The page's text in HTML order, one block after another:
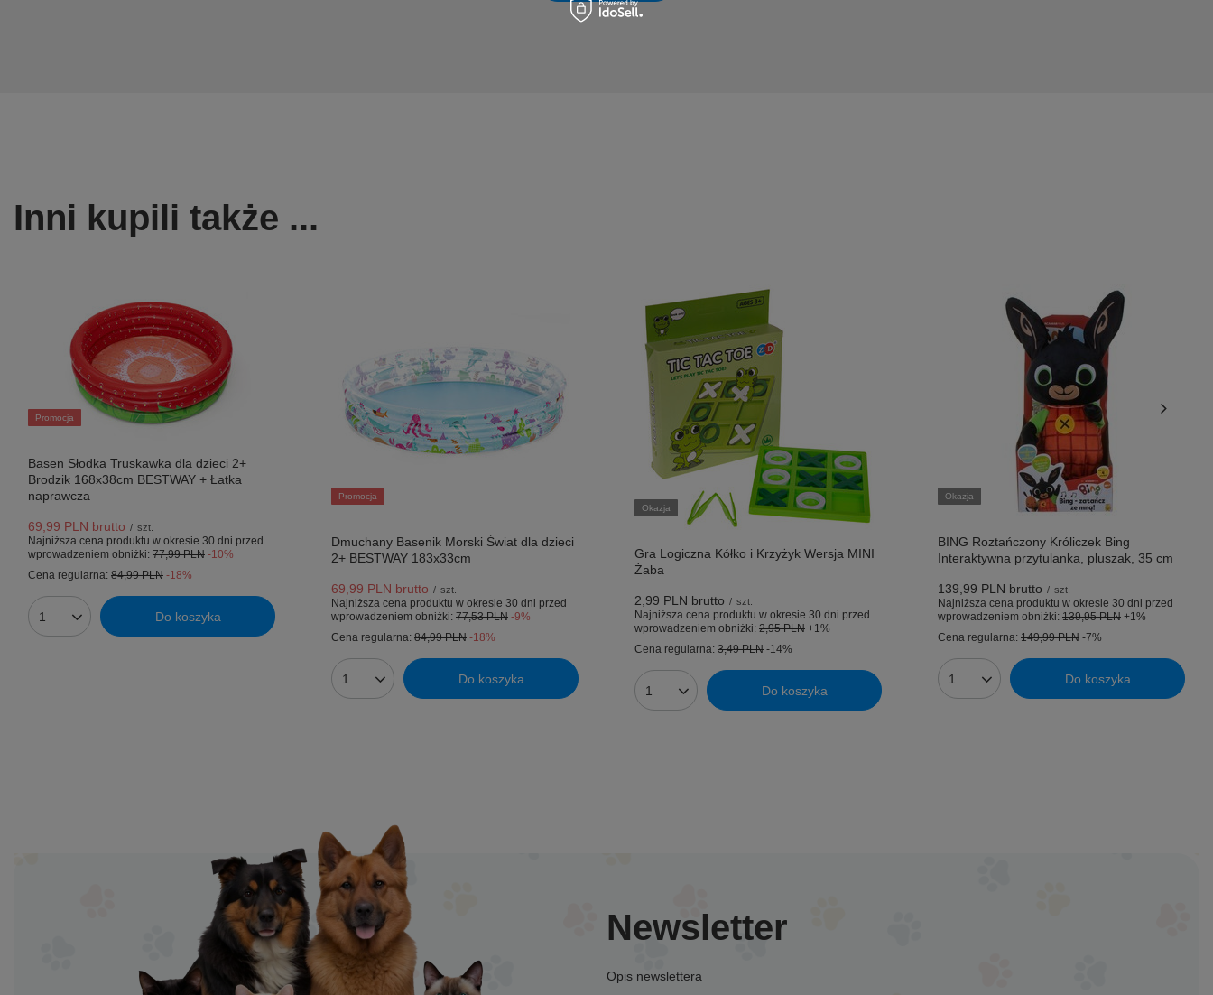
Inni kupili także ...
Promocja
Basen Słodka Truskawka dla dzieci 2+
Brodzik 168x38cm BESTWAY + Łatka
naprawcza
69,99 PLN brutto / szt.
Najniższa cena produktu w okresie 30 dni przed
wprowadzeniem obniżki: 77,99 PLN -10%
Cena regularna: 84,99 PLN -18%
Ilość produktów Do koszyka
Promocja
Dmuchany Basenik Morski Świat dla dzieci
2+ BESTWAY 183x33cm
69,99 PLN brutto / szt.
Najniższa cena produktu w okresie 30 dni przed
wprowadzeniem obniżki: 77,53 PLN -9%
Cena regularna: 84,99 PLN -18%
Ilość produktów Do koszyka
Okazja
Gra Logiczna Kółko i Krzyżyk Wersja MINI
Żaba
2,99 PLN brutto / szt.
Najniższa cena produktu w okresie 30 dni przed
wprowadzeniem obniżki: 2,95 PLN +1%
Cena regularna: 3,49 PLN -14%
Ilość produktów Do koszyka
Okazja
BING Roztańczony Króliczek Bing
Interaktywna przytulanka, pluszak, 35 cm
139,99 PLN brutto / szt.
Najniższa cena produktu w okresie 30 dni przed
wprowadzeniem obniżki: 139,95 PLN +1%
Cena regularna: 149,99 PLN -7%
Ilość produktów Do koszyka
Newsletter
Opis newslettera